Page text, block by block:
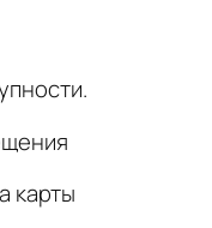
карты